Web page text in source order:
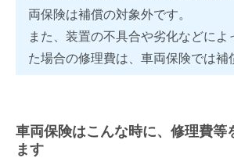
両保険は補償の対象外です。
また、装置の不具合や劣化などによ
た場合の修理費は、車両保険では補
車両保険はこんな時に、修理費等
ます